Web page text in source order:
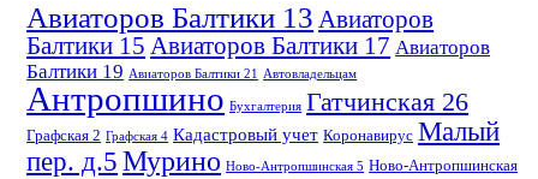
Авиаторов Балтики 13 Авиаторов
Балтики 15 Авиаторов Балтики 17 Авиаторов
Балтики 19 Авиаторов Балтики 21 Автовладельцам
Антропшино Бухгалтерия Гатчинская 26
Графская 2 Графская 4 Кадастровый учет Коронавирус Малый
пер. д.5Мурино Ново-Антропшинская 5 Ново-Антропшинская